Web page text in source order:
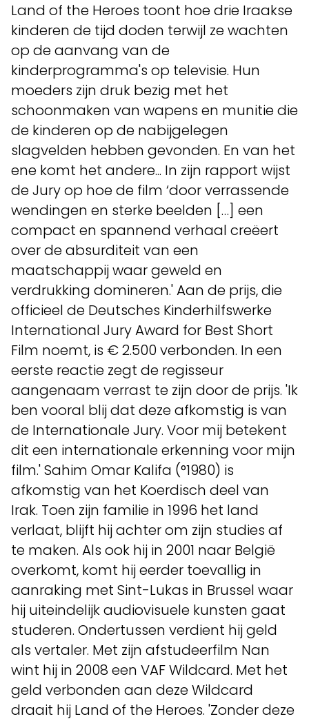
Land of the Heroes toont hoe drie Iraakse
kinderen de tijd doden terwijl ze wachten
op de aanvang van de
kinderprogramma's op televisie. Hun
moeders zijn druk bezig met het
schoonmaken van wapens en munitie die
de kinderen op de nabijgelegen
slagvelden hebben gevonden. En van het
ene komt het andere... In zijn rapport wijst
de Jury op hoe de film ‘door verrassende
wendingen en sterke beelden […] een
compact en spannend verhaal creëert
over de absurditeit van een
maatschappij waar geweld en
verdrukking domineren.' Aan de prijs, die
officieel de Deutsches Kinderhilfswerke
International Jury Award for Best Short
Film noemt, is € 2.500 verbonden. In een
eerste reactie zegt de regisseur
aangenaam verrast te zijn door de prijs. 'Ik
ben vooral blij dat deze afkomstig is van
de Internationale Jury. Voor mij betekent
dit een internationale erkenning voor mijn
film.' Sahim Omar Kalifa (°1980) is
afkomstig van het Koerdisch deel van
Irak. Toen zijn familie in 1996 het land
verlaat, blijft hij achter om zijn studies af
te maken. Als ook hij in 2001 naar België
overkomt, komt hij eerder toevallig in
aanraking met Sint-Lukas in Brussel waar
hij uiteindelijk audiovisuele kunsten gaat
studeren. Ondertussen verdient hij geld
als vertaler. Met zijn afstudeerfilm Nan
wint hij in 2008 een VAF Wildcard. Met het
geld verbonden aan deze Wildcard
draait hij Land of the Heroes. 'Zonder deze